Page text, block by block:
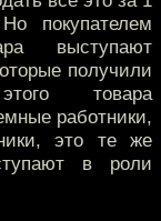
покупателем
выступают
получили
товара
работники,
это те же
в роли